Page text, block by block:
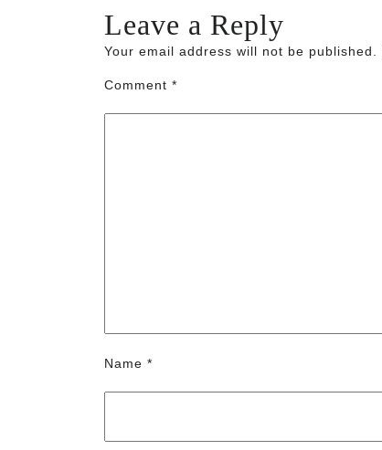
Leave a Reply
Your email address will not be published.
Comment *
Name *